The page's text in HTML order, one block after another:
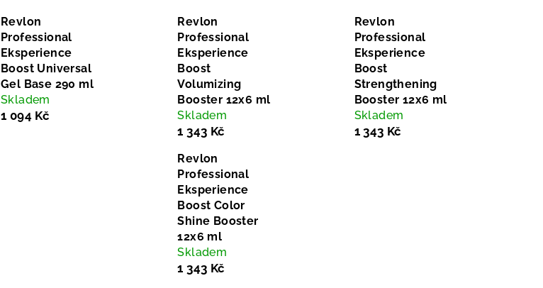
Revlon
Professional
Eksperience
Boost Universal
Gel Base 290 ml
Skladem
1 094 Kč
Revlon
Professional
Eksperience
Boost
Volumizing
Booster 12x6 ml
Skladem
1 343 Kč
Revlon
Professional
Eksperience
Boost
Strengthening
Booster 12x6 ml
Skladem
1 343 Kč
Revlon
Professional
Eksperience
Boost Color
Shine Booster
12x6 ml
Skladem
1 343 Kč